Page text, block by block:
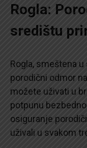
Rogla:
središtu
Rogla, smeštena
porodični odmor
možete uživati u
potpunu
osiguranje
uživali u svakom